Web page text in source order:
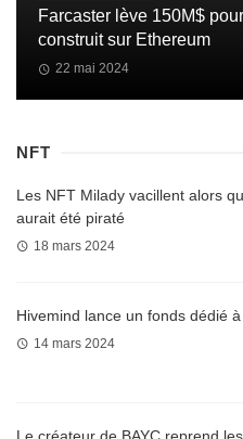
Farcaster lève 150M$
construit sur Ethereum
22 mai 2024
NFT
Les NFT Milady vacillent alors
aurait été piraté
18 mars 2024
Hivemind lance un fonds dédié
14 mars 2024